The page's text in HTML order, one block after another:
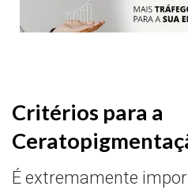
Critérios para a
É extremamente